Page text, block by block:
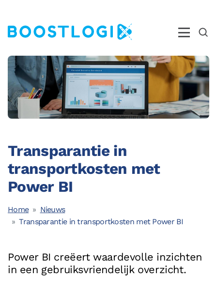
Operations
AI
Business Intelligence
Opleidingen
Nieuws
Over ons
Ons Team
Vacatures
Partners
Transparantie in
transportkosten met
Power BI
Home
Nieuws
Transparantie in transportkosten met Power BI
Power BI creëert waardevolle inzichten
in een gebruiksvriendelijk overzicht.